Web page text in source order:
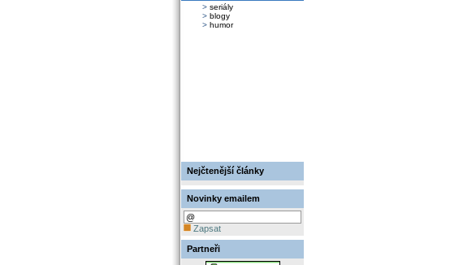
> seriály
> blogy
> humor
Nejčtenější články
Novinky emailem
Zapsat
Partneři